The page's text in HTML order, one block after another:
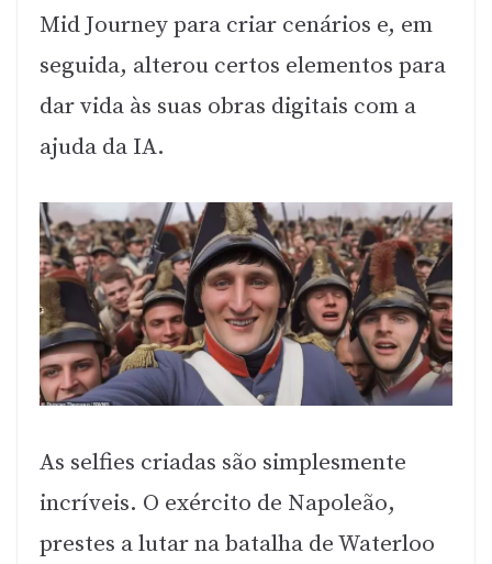
Mid Journey para criar cenários e, em
seguida, alterou certos elementos para
dar vida às suas obras digitais com a
ajuda da IA.
As selfies criadas são simplesmente
incríveis. O exército de Napoleão,
prestes a lutar na batalha de Waterloo